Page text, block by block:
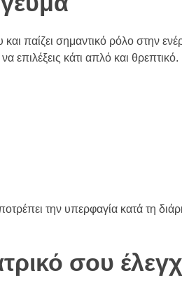
παίζει σημαντικό ρόλο στην
επιλέξεις κάτι απλό και θρεπτικό.
την υπερφαγία κατά τη
σου